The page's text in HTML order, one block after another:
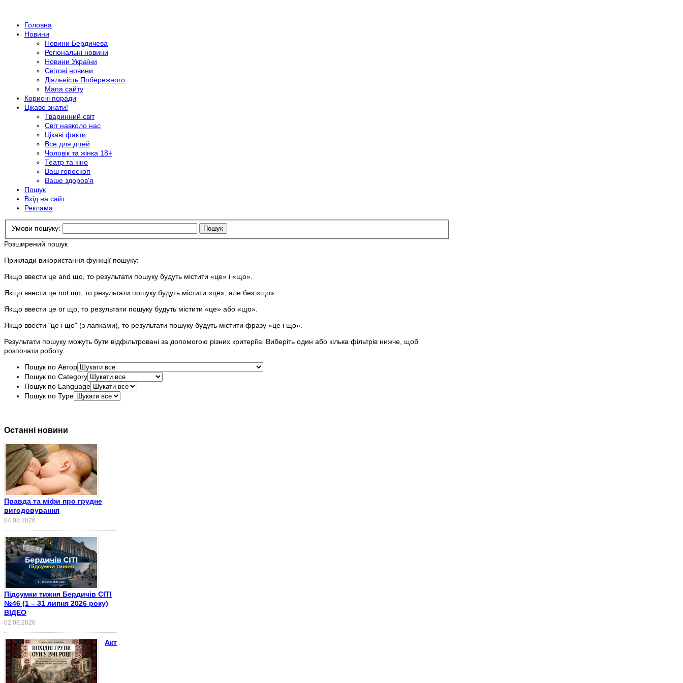
Головна
Новини
Новини Бердичева
Регіональні новини
Новини України
Світові новини
Діяльність Побережного
Мапа сайту
Корисні поради
Цікаво знати!
Тваринний світ
Світ навколо нас
Цікаві факти
Все для дітей
Чоловік та жінка 18+
Театр та кіно
Ваш гороскоп
Ваше здоров'я
Пошук
Вхід на сайт
Реклама
Умови пошуку: Пошук
Розширений пошук
Приклади використання функції пошуку:
Якщо ввести це and що , то результати пошуку будуть містити «це» і «що».
Якщо ввести це not що , то результати пошуку будуть містити «це», але без «що».
Якщо ввести це or що , то результати пошуку будуть містити «це» або «що».
Якщо ввести "це і що" (з лапками), то результати пошуку будуть містити фразу «це і що».
Результати пошуку можуть бути відфільтровані за допомогою різних критеріїв. Виберіть один або кілька фільтрів нижче, щоб
розпочати роботу.
Пошук по Автор
Пошук по Category
Пошук по Language
Пошук по Type
Останні новини
Правда та міфи про грудне
вигодовування
04.08.2026
Підсумки тижня Бердичів СІТІ
№46 (1 – 31 липня 2026 року)
ВІДЕО
02.08.2026
Акт